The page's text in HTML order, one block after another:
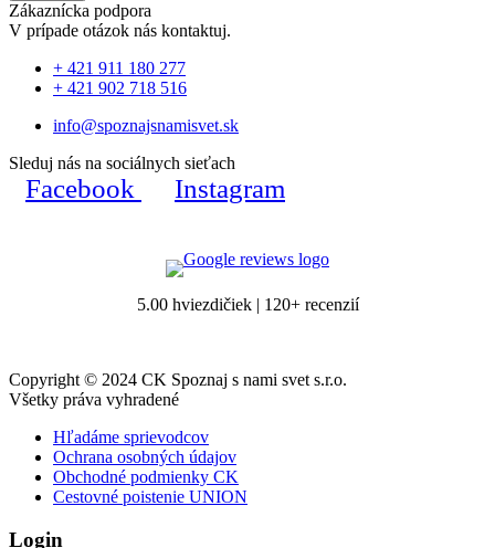
Zákaznícka podpora
V prípade otázok nás kontaktuj.
+ 421 911 180 277
+ 421 902 718 516
info@spoznajsnamisvet.sk
Sleduj nás na sociálnych sieťach
Facebook Instagram
5.00 hviezdičiek | 120+ recenzií
Copyright © 2024 CK Spoznaj s nami svet s.r.o.
Všetky práva vyhradené
Hľadáme sprievodcov
Ochrana osobných údajov
Obchodné podmienky CK
Cestovné poistenie UNION
Login